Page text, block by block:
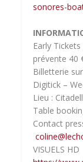
sonores-
Early
prévente 40
Billetterie
Digitick –
Lieu :
Table
Contact
VISUELS HD